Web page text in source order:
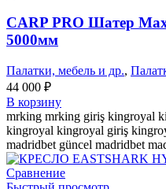
CARP PRO Шатер
5000мм
Палатки, мебель и др.,
44 000 ₽
В корзину
mrking mrking giriş kingroyal
kingroyal kingroyal giriş
madridbet güncel madridbet
Сравнение